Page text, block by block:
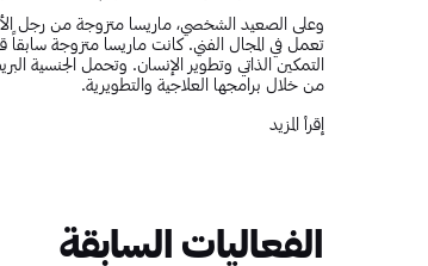
وعلى الصعيد الشخصي، ماريسا متزوجة من رجل
تعمل في المجال الفني. كانت ماريسا متزوجة
التمكين الذاتي وتطوير الإنسان. وتحمل الجنسية
من خلال برامجها العلاجية والتطويرية.
أفضل كتب ماريسا بير
قل لنفسك كذبة أفضل
إقرأ المزيد
الفعاليات السابقة